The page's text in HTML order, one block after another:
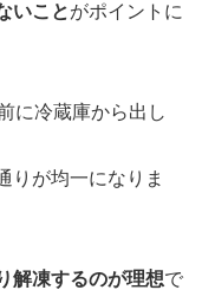
いことがポイントに
に冷蔵庫から出し
りが均一になりま
解凍するのが理想で